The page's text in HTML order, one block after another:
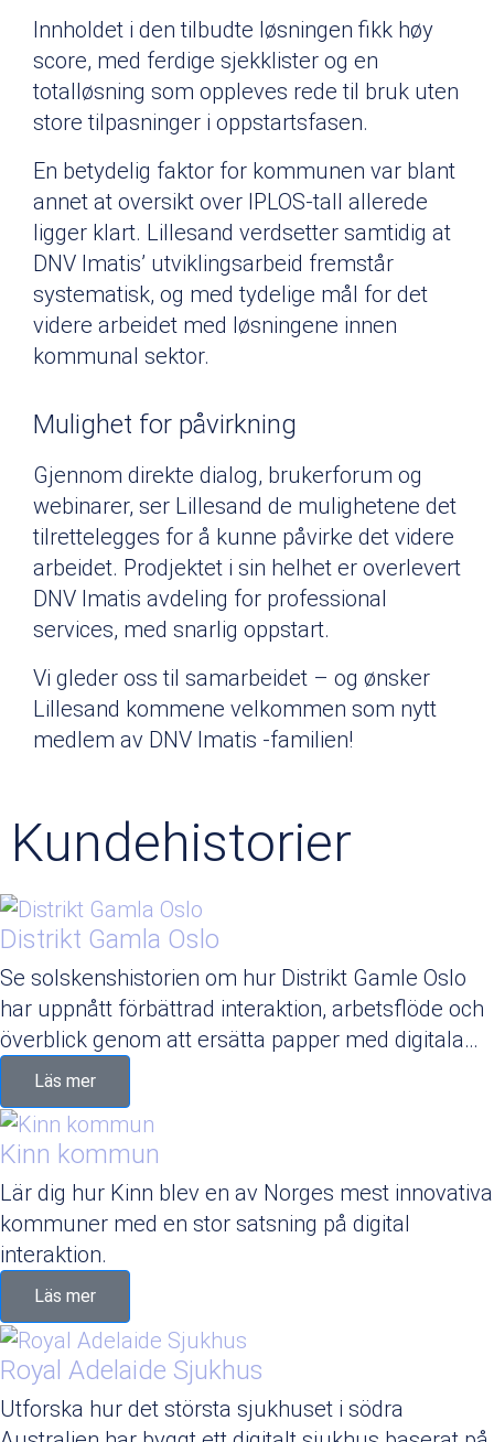
Innholdet i den tilbudte løsningen fikk høy
score, med ferdige sjekklister og en
totalløsning som oppleves rede til bruk uten
store tilpasninger i oppstartsfasen.
En betydelig faktor for kommunen var blant
annet at oversikt over IPLOS-tall allerede
ligger klart. Lillesand verdsetter samtidig at
DNV Imatis’ utviklingsarbeid fremstår
systematisk, og med tydelige mål for det
videre arbeidet med løsningene innen
kommunal sektor.
Mulighet for påvirkning
Gjennom direkte dialog, brukerforum og
webinarer, ser Lillesand de mulighetene det
tilrettelegges for å kunne påvirke det videre
arbeidet. Prodjektet i sin helhet er overlevert
DNV Imatis avdeling for professional
services, med snarlig oppstart.
Vi gleder oss til samarbeidet – og ønsker
Lillesand kommene velkommen som nytt
medlem av DNV Imatis -familien!
Kundehistorier
Distrikt Gamla Oslo
Se solskenshistorien om hur Distrikt Gamle Oslo
har uppnått förbättrad interaktion, arbetsflöde och
överblick genom att ersätta papper med digitala…
Läs mer
Kinn kommun
Lär dig hur Kinn blev en av Norges mest innovativa
kommuner med en stor satsning på digital
interaktion.
Läs mer
Royal Adelaide Sjukhus
Utforska hur det största sjukhuset i södra